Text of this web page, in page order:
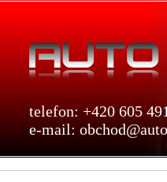
telefon: +420 605
e-mail: